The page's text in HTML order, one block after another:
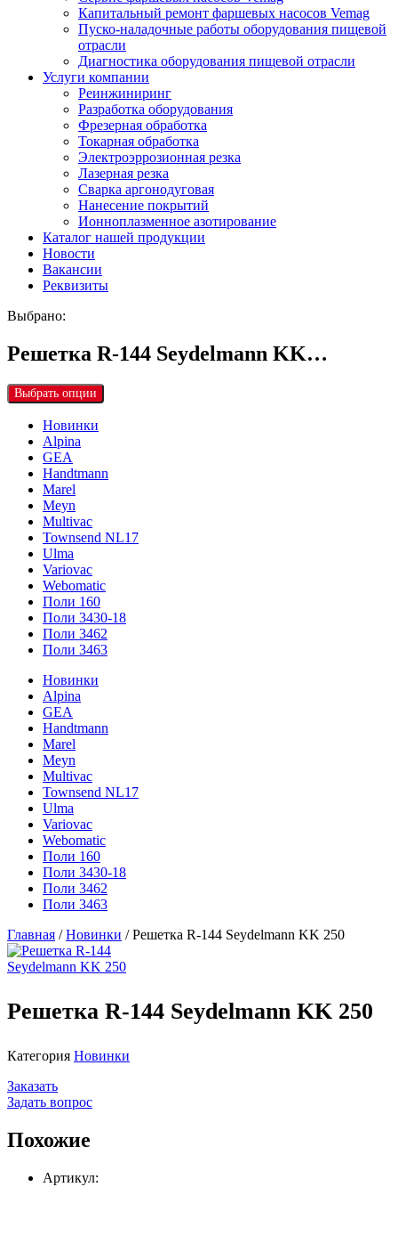
Капитальный ремонт фаршевых насосов Vemag
Пуско-наладочные работы оборудования пищевой
отрасли
Диагностика оборудования пищевой отрасли
Услуги компании
Реинжиниринг
Разработка оборудования
Фрезерная обработка
Токарная обработка
Электроэррозионная резка
Лазерная резка
Сварка аргонодуговая
Нанесение покрытий
Ионноплазменное азотирование
Каталог нашей продукции
Новости
Вакансии
Реквизиты
Выбрано:
Решетка R-144 Seydelmann KK…
Выбрать опции
Новинки
Alpina
GEA
Handtmann
Marel
Meyn
Multivac
Townsend NL17
Ulma
Variovac
Webomatic
Поли 160
Поли 3430-18
Поли 3462
Поли 3463
Новинки
Alpina
GEA
Handtmann
Marel
Meyn
Multivac
Townsend NL17
Ulma
Variovac
Webomatic
Поли 160
Поли 3430-18
Поли 3462
Поли 3463
Главная /Новинки / Решетка R-144 Seydelmann KK 250
Решетка R-144 Seydelmann KK 250
Категория Новинки
Заказать
Задать вопрос
Похожие
Артикул: